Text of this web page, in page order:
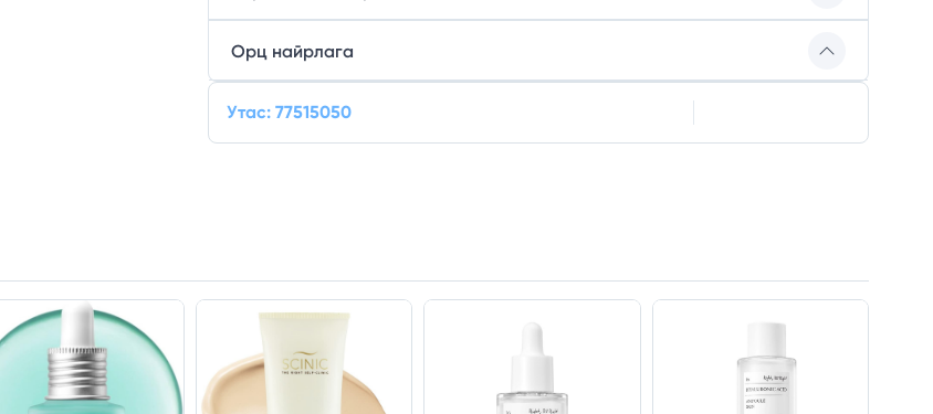
Орц найрлага
Утас: 77515050